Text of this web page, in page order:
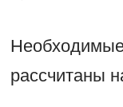
рассчитаны